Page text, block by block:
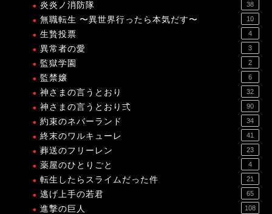
炎炎ノ消防隊 38
無職転生 〜異世界行ったら本気だす〜 10
生贄投票 4
異常者の愛 3
監獄学園 2
監禁嬢 6
神さまの言うとおり 32
神さまの言うとおり弍 90
約束のネバーランド 34
終末のワルキューレ 41
葬送のフリーレン 23
薬屋のひとりごと 4
転生したらスライムだった件 21
逃げ上手の若君 65
進撃の巨人 108